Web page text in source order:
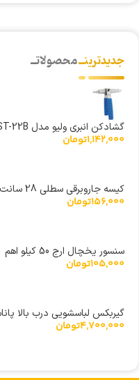
جدیدترینــمحصولاتــ
گشادکن انبری ولیو مدل VST-22B
1,142,000تومان
کیسه جاروبرقی سطلی 28 سانت
156,000تومان
سنسور یخچال ارج 50 کیلو اهم
105,000تومان
گیربکس لباسشویی درب بالا
4,700,000تومان